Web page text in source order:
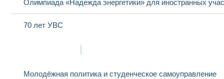
Олимпиада «Надежда энергетики» для иностранных
70 лет УВС
Молодёжная политика и студенческое самоуправление